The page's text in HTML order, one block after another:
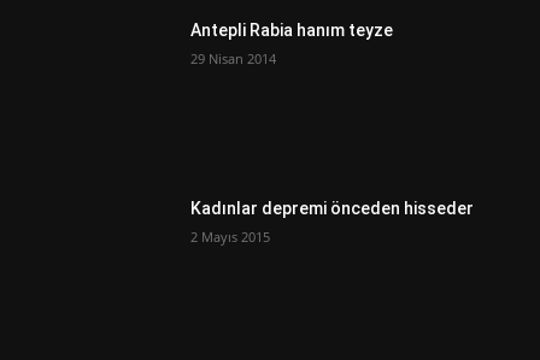
Antepli Rabia hanım teyze
29 Nisan 2014
Kadınlar depremi önceden hisseder
2 Mayıs 2015